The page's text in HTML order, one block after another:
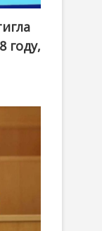
году,